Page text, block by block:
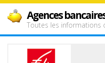
Agences
Toutes les informations